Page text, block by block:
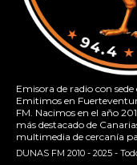
Emisora de radio con
Emitimos en
FM. Nacimos en el año
más destacado de
multimedia de cercanía
DUNAS FM 2010 - 2025 -